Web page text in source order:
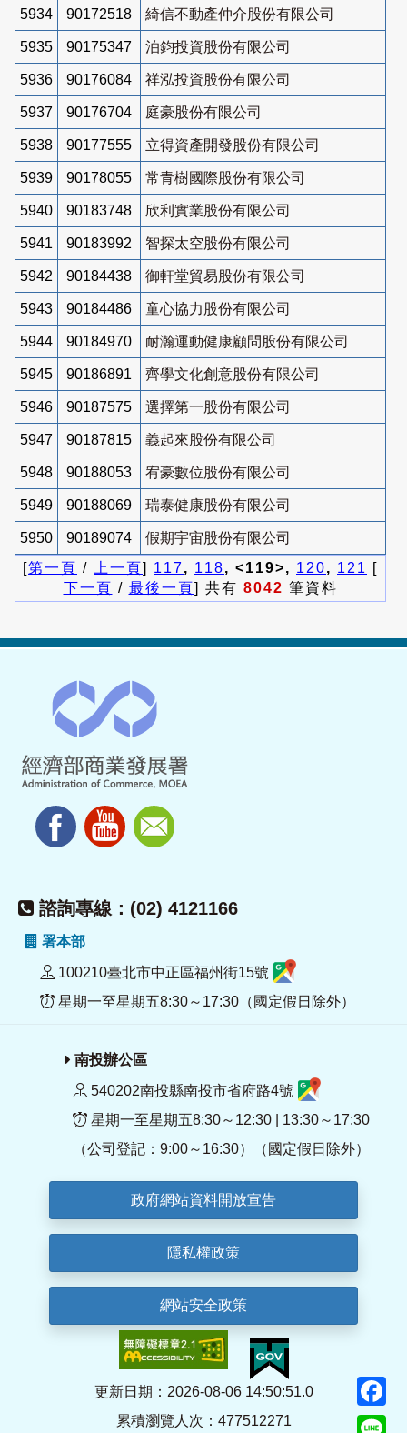
5934 90172518 綺信不動產仲介股份有限公司
5935 90175347 泊鈞投資股份有限公司
5936 90176084 祥泓投資股份有限公司
5937 90176704 庭豪股份有限公司
5938 90177555 立得資產開發股份有限公司
5939 90178055 常青樹國際股份有限公司
5940 90183748 欣利實業股份有限公司
5941 90183992 智探太空股份有限公司
5942 90184438 御軒堂貿易股份有限公司
5943 90184486 童心協力股份有限公司
5944 90184970 耐瀚運動健康顧問股份有限公司
5945 90186891 齊學文化創意股份有限公司
5946 90187575 選擇第一股份有限公司
5947 90187815 義起來股份有限公司
5948 90188053 宥豪數位股份有限公司
5949 90188069 瑞泰健康股份有限公司
5950 90189074
假期宇宙股份有限公司
[第一頁 / 上一頁] 117, 118, <119>, 120, 121
[
下一頁 / 最後一頁] 共有 8042 筆資料
諮詢專線：(02) 4121166
署本部
100210臺北市中正區福州街15號
星期一至星期五8:30～17:30（國定假日除外）
南投辦公區
540202南投縣南投市省府路4號
星期一至星期五8:30～12:30 | 13:30～17:30
（公司登記：9:00～16:30）（國定假日除外）
政府網站資料開放宣告
隱私權政策
網站安全政策
更新日期：2026-08-06 14:50:51.0
累積瀏覽人次：477512271